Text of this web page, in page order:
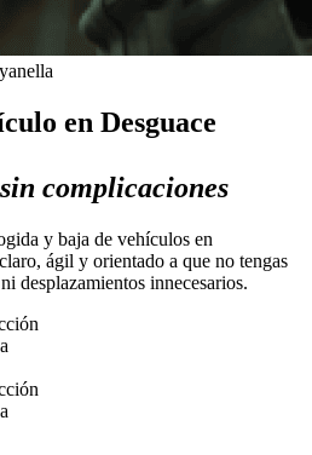
en Desguace
complicaciones
y baja de vehículos en
ágil y orientado a que no tengas
desplazamientos innecesarios.